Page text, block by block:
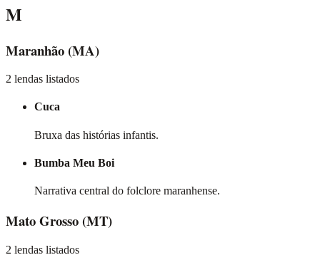
M
Maranhão (MA)
2 lendas listados
Cuca
Bruxa das histórias infantis.
Bumba Meu Boi
Narrativa central do folclore maranhense.
Mato Grosso (MT)
2 lendas listados